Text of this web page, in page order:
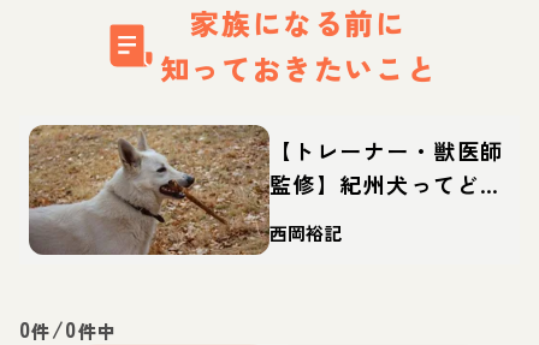
家族になる前に
知っておきたいこと
【トレーナー・獣医師
監修】紀州犬ってどん
な犬？性格・特徴・育
て方・迎え方
西岡裕記
0件/0件中